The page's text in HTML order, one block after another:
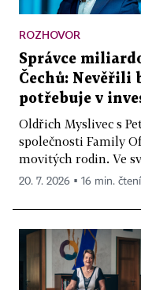
ROZHOVOR
Správce
Čechů: Nevěřili
potřebuje v
Oldřich Myslivec s
společnosti Family
movitých rodin. Ve
20. 7. 2026 ▪ 16 min. čtení